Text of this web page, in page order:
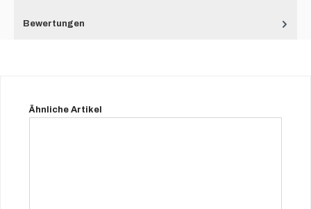
Bewertungen
Produktgalerie überspringen
Ähnliche Artikel